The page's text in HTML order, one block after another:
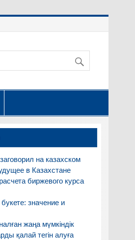
на казахском
в Казахстане
биржевого курса
значение и
жаңа мүмкіндік
қалай тегін алуға